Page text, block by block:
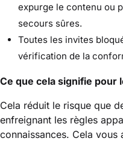
expurge le contenu ou
secours sûres.
Toutes les invites
vérification de la
Ce que cela signifie pour
Cela réduit le risque que
enfreignant les règles
connaissances. Cela